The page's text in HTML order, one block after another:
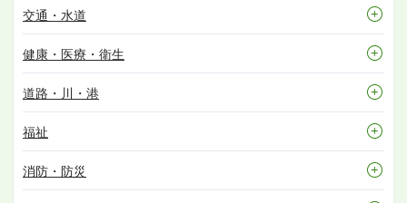
交通・水道
健康・医療・衛生
道路・川・港
福祉
消防・防災